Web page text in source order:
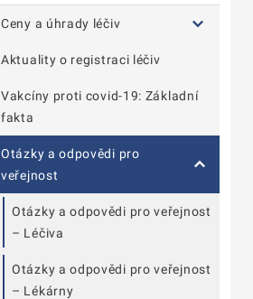
Ceny a úhrady léčiv
Aktuality o registraci léčiv
Vakcíny proti covid-19: Základní
fakta
Otázky a odpovědi pro
veřejnost
Otázky a odpovědi pro veřejnost
– Léčiva
Otázky a odpovědi pro veřejnost
– Lékárny